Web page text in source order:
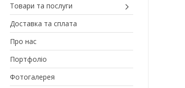
Товари та послуги
Доставка та сплата
Про нас
Портфоліо
Фотогалерея